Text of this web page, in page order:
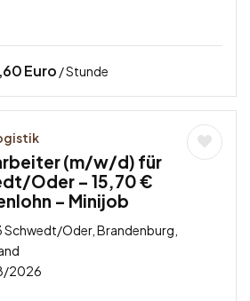
Euro / Stunde
(m/w/d) für
Oder – 15,70 €
– Minijob
Schwedt/Oder, Brandenburg,
2026